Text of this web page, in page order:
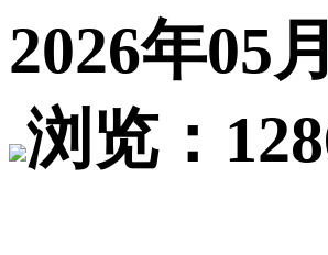
2026年05
浏览：